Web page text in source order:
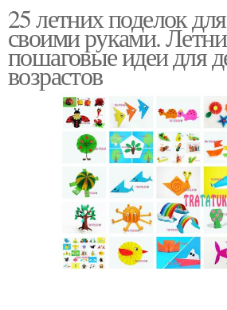
Классные идеи
Идеи для создания
Творчества для детей
25 летних поделок
своими руками.
пошаговые идеи для
возрастов